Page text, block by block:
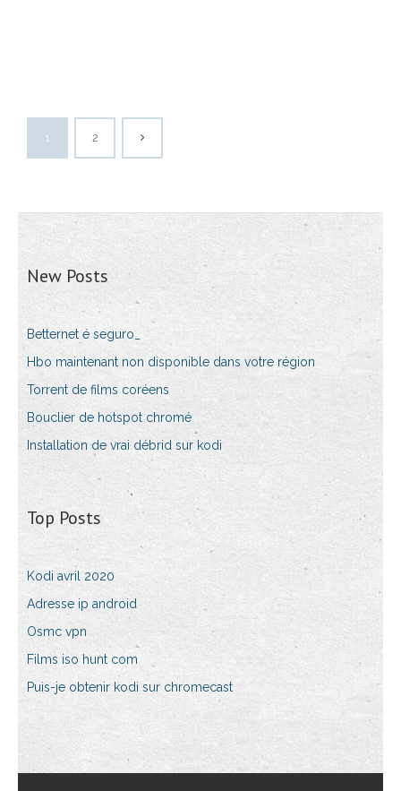
1 2
New Posts
Betternet é seguro_
Hbo maintenant non disponible dans votre région
Torrent de films coréens
Bouclier de hotspot chromé
Installation de vrai débrid sur kodi
Top Posts
Kodi avril 2020
Adresse ip android
Osmc vpn
Films iso hunt com
Puis-je obtenir kodi sur chromecast